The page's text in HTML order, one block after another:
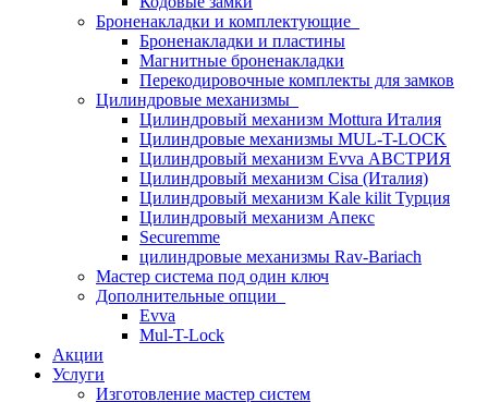
Броненакладки и комплектующие
Броненакладки и пластины
Магнитные броненакладки
Перекодировочные комплекты для замков
Цилиндровые механизмы
Цилиндровый механизм Mottura Италия
Цилиндровые механизмы MUL-T-LOCK
Цилиндровый механизм Evva АВСТРИЯ
Цилиндровый механизм Cisa (Италия)
Цилиндровый механизм Kale kilit Турция
Цилиндровый механизм Апекс
Securemme
цилиндровые механизмы Rav-Bariach
Мастер система под один ключ
Дополнительные опции
Evva
Mul-T-Lock
Акции
Услуги
Изготовление мастер систем